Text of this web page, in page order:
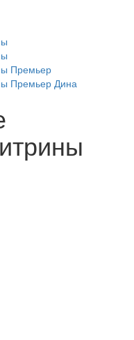
Премьер
Премьер Дина